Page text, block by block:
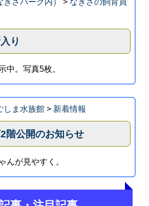
さパーク内） > なぎさの飼育員
り
中。写真5枚。
しま水族館> 新着情報
階公開のお知らせ
んが見やすく。